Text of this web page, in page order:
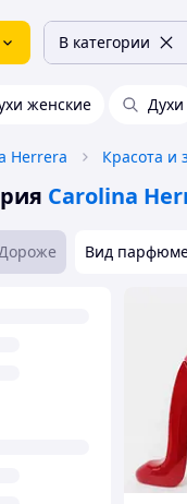
В категории
женские Духи
Herrera Красота и
Carolina
Вид